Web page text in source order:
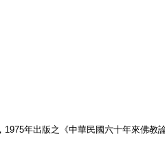
年出版之《中華民國六十年來佛教論